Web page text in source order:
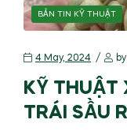
BẢN TIN KỸ THUẬT
4 May, 2024 by
KỸ THUẬT
TRÁI SẦU